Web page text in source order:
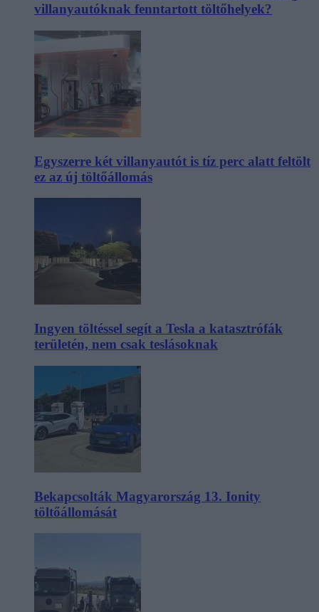
villanyautóknak fenntartott töltőhelyek?
Egyszerre két villanyautót is tíz perc alatt feltölt
ez az új töltőállomás
Ingyen töltéssel segít a Tesla a katasztrófák
területén, nem csak teslásoknak
Bekapcsolták Magyarország 13. Ionity
töltőállomását